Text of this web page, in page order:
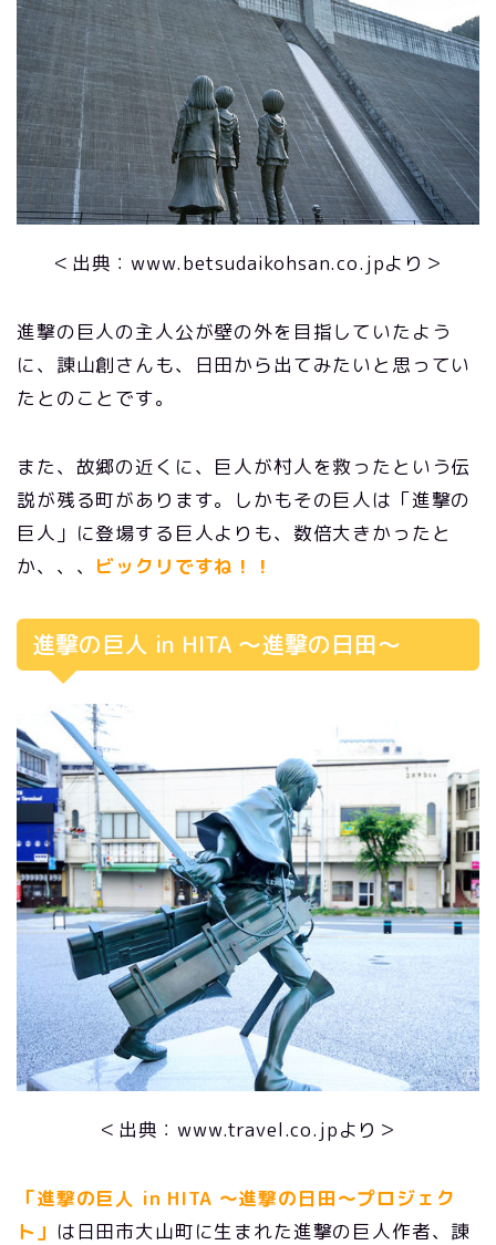
＜出典：www.betsudaikohsan.co.jpより＞
進撃の巨人の主人公が壁の外を目指していたよう
に、諌山創さんも、日田から出てみたいと思ってい
たとのことです。
また、故郷の近くに、巨人が村人を救ったという伝
説が残る町があります。しかもその巨人は「進撃の
巨人」に登場する巨人よりも、数倍大きかったと
か、、、 ビックリですね！！
進撃の巨人 in HITA 〜進撃の日田〜
＜出典：www.travel.co.jpより＞
「進撃の巨人 in HITA 〜進撃の日田〜プロジェク
ト」 は日田市大山町に生まれた進撃の巨人作者、諌